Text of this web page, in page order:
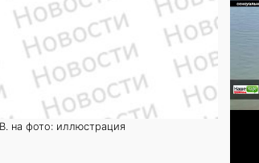
на фото: иллюстрация